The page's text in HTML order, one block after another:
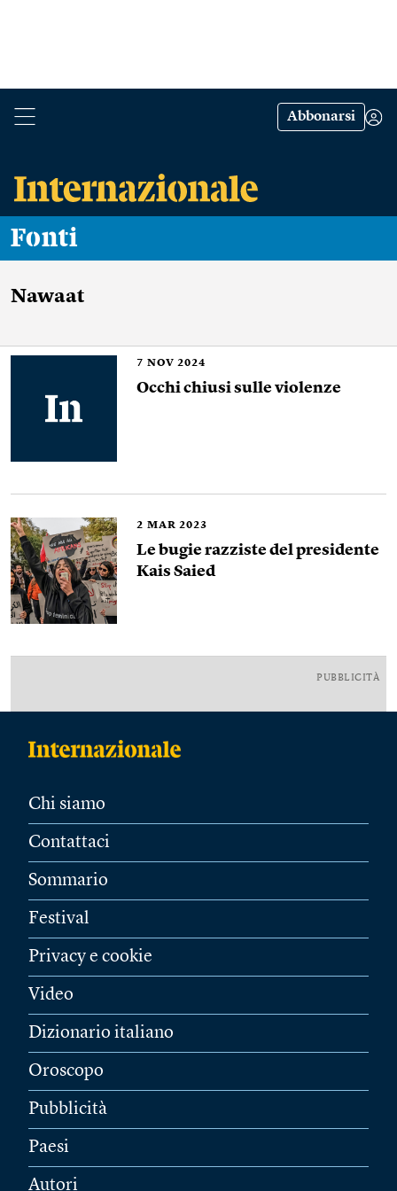
Abbonarsi
Fonti
Nawaat
7 NOV 2024
Occhi chiusi sulle violenze
2 MAR 2023
Le bugie razziste del presidente
Kais Saied
PUBBLICITÀ
Chi siamo
Contattaci
Sommario
Festival
Privacy e cookie
Video
Dizionario italiano
Oroscopo
Pubblicità
Paesi
Autori